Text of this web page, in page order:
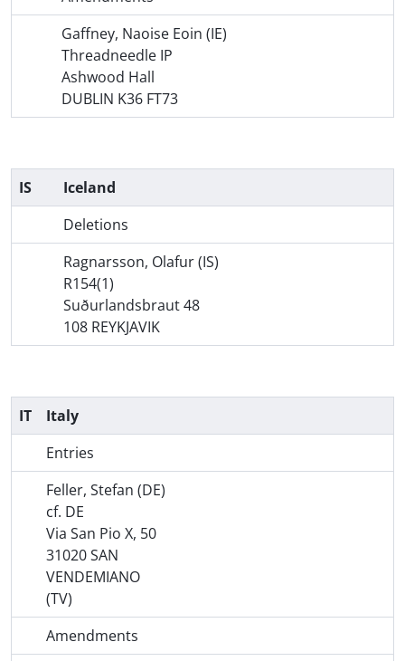
Gaffney, Naoise Eoin (IE)
Threadneedle IP
Ashwood Hall
DUBLIN K36 FT73
IS
Iceland
Deletions
Ragnarsson, Olafur (IS)
R154(1)
Suðurlandsbraut 48
108 REYKJAVIK
IT
Italy
Entries
Feller, Stefan (DE)
cf. DE
Via San Pio X, 50
31020 SAN
VENDEMIANO
(TV)
Amendments